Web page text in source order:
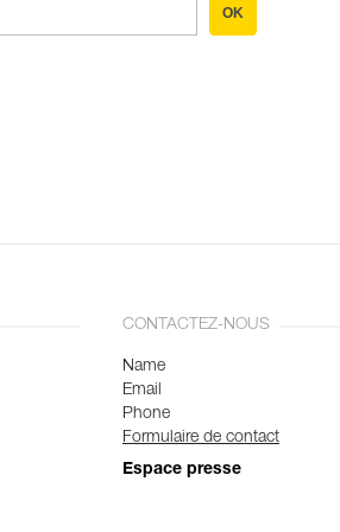
OK
CONTACTEZ-NOUS
Name
Email
Phone
Formulaire de contact
Espace presse